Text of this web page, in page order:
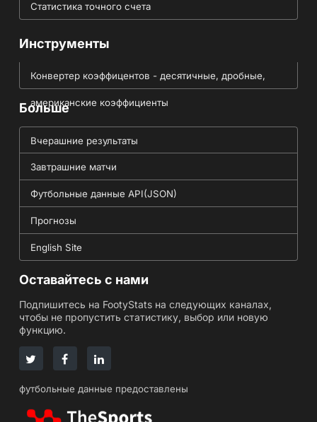
Статистика точного счета
Инструменты
Конвертер коэффицентов - десятичные, дробные,
американские коэффициенты
Больше
Вчерашние результаты
Завтрашние матчи
Футбольные данные API(JSON)
Прогнозы
English Site
Оставайтесь с нами
Подпишитесь на FootyStats на следующих каналах,
чтобы не пропустить статистику, выбор или новую
функцию.
футбольные данные предоставлены